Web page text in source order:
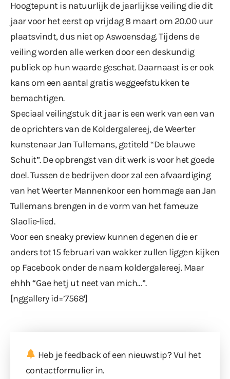
Hoogtepunt is natuurlijk de jaarlijkse veiling die dit
jaar voor het eerst op vrijdag 8 maart om 20.00 uur
plaatsvindt, dus niet op Aswoensdag. Tijdens de
veiling worden alle werken door een deskundig
publiek op hun waarde geschat. Daarnaast is er ook
kans om een aantal gratis weggeefstukken te
bemachtigen.
Speciaal veilingstuk dit jaar is een werk van een van
de oprichters van de Koldergalereej, de Weerter
kunstenaar Jan Tullemans, getiteld “De blauwe
Schuit”. De opbrengst van dit werk is voor het goede
doel. Tussen de bedrijven door zal een afvaardiging
van het Weerter Mannenkoor een hommage aan Jan
Tullemans brengen in de vorm van het fameuze
Slaolie-lied.
Voor een sneaky preview kunnen degenen die er
anders tot 15 februari van wakker zullen liggen kijken
op Facebook onder de naam koldergalereej. Maar
ehhh “Gae hetj ut neet van mich…”.
[nggallery id=’7568′]
Heb je feedback of een nieuwstip? Vul het
contactformulierin.